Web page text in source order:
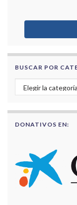
BUSCAR POR
Buscar por
DONATIVOS EN: